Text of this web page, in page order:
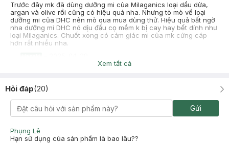
Trước đây mk đã dùng dưỡng mi của Milaganics loại dầu dừa,
argan và olive rồi cũng có hiệu quả nha. Nhưng tò mò về loại
dưỡng mi của DHC nên mò qua mua dùng thử. Hiệu quả bất ngờ
nha dưỡng mi DHC nó dịu đầu cọ mềm k bị cay hay bết dính như
loại Milaganics. Chuốt xong có cảm giác mi của mk cứng cáp
hơn rất nhiều nha.
Hasaki xin chào! Hasaki cảm ơn Hồng Nhung đã dành thời
vụ. Cảm ơn bạn đã tin tưởng và mua sắm tại Hasaki!
NKhanhh
Đã mua hàng
2024-12-06
sài 5 ngày đã thấy mi dài ra hơn rồi nhưng mà chắc tui phải mua
thêm 2-3 lọ chăm cho mi khỏe quáaa
Xem tất cả
Hỏi đáp(20)
Gửi
Phụng Lê
Hạn sử dụng của sản phẩm là bao lâu??